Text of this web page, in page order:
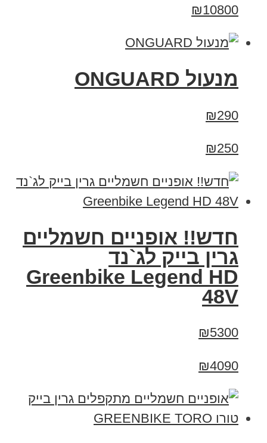
₪10800
מנעול ONGUARD
₪290
₪250
חדש!! אופניים חשמליים
גרין בייק לג`נד
Greenbike Legend HD
48V
₪5300
₪4090